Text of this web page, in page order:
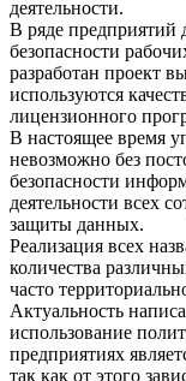
деятельности.
В ряде предприятий
безопасности
разработан проект
используются
лицензионного
В настоящее время
невозможно без
безопасности
деятельности всех
защиты данных.
Реализация всех
количества
часто
Актуальность
использование
предприятиях
так как от этого